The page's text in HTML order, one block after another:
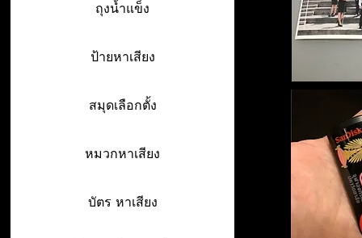
ถุงน้ำแข็ง
ป้ายหาเสียง
สมุดเลือกตั้ง
หมวกหาเสียง
บัตร หาเสียง